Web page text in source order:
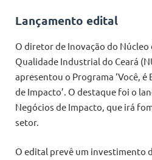
Lançamento edital
O diretor de Inovação do Núcleo
Qualidade Industrial do Ceará
apresentou o Programa ‘Você,
de Impacto’. O destaque foi o
Negócios de Impacto, que irá
setor.
O edital prevê um investimento